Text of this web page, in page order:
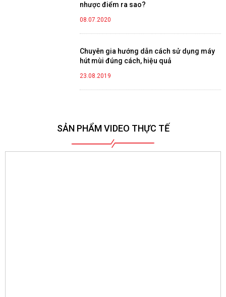
nhược điểm ra sao?
08.07.2020
Chuyên gia hướng dẫn cách sử dụng máy
hút mùi đúng cách, hiệu quả
23.08.2019
SẢN PHẨM VIDEO THỰC TẾ